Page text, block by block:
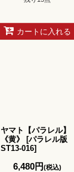
カートに入れる
ヤマト【パラレル】
《黄》
[パラレル版
ST13-016]
6,480円(税込)